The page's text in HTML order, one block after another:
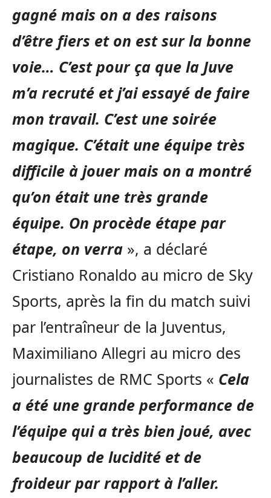
gagné mais on a des raisons
d’être fiers et on est sur la bonne
voie… C’est pour ça que la Juve
m’a recruté et j’ai essayé de faire
mon travail. C’est une soirée
magique. C’était une équipe très
difficile à jouer mais on a montré
qu’on était une très grande
équipe. On procède étape par
étape, on verra », a déclaré
Cristiano Ronaldo au micro de Sky
Sports, après la fin du match suivi
par l’entraîneur de la Juventus,
Maximiliano Allegri au micro des
journalistes de RMC Sports « Cela
a été une grande performance de
l’équipe qui a très bien joué, avec
beaucoup de lucidité et de
froideur par rapport à l’aller.